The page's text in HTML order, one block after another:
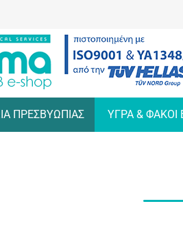
ΠΡΕΣΒΥΩΠΙΑΣ ΥΓΡΑ & ΦΑΚΟΙ